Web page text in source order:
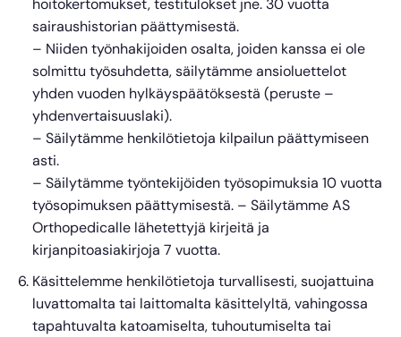
hoitokertomukset, testitulokset jne. 30 vuotta
sairaushistorian päättymisestä.
– Niiden työnhakijoiden osalta, joiden kanssa ei ole
solmittu työsuhdetta, säilytämme ansioluettelot
yhden vuoden hylkäyspäätöksestä (peruste –
yhdenvertaisuuslaki).
– Säilytämme henkilötietoja kilpailun päättymiseen
asti.
– Säilytämme työntekijöiden työsopimuksia 10 vuotta
työsopimuksen päättymisestä. – Säilytämme AS
Orthopedicalle lähetettyjä kirjeitä ja
kirjanpitoasiakirjoja 7 vuotta.
Käsittelemme henkilötietoja turvallisesti, suojattuina
luvattomalta tai laittomalta käsittelyltä, vahingossa
tapahtuvalta katoamiselta, tuhoutumiselta tai